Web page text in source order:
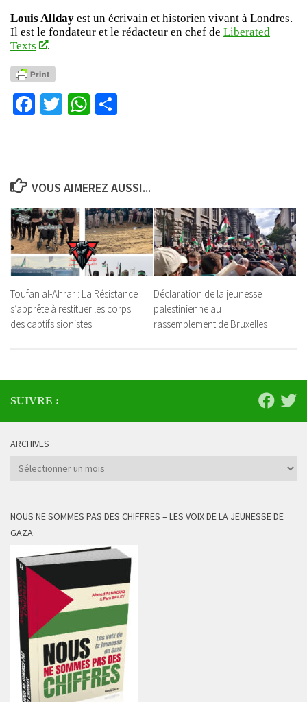
Louis Allday est un écrivain et historien vivant à Londres.
Il est le fondateur et le rédacteur en chef de Liberated
Texts
.
Facebook
TwitterWhatsApp
VOUS AIMEREZ AUSSI...
Toufan al-Ahrar : La Résistance
s’apprête à restituer les corps
des captifs sionistes
Déclaration de la jeunesse
palestinienne au
rassemblement de Bruxelles
SUIVRE :
ARCHIVES
Archives
NOUS NE SOMMES PAS DES CHIFFRES – LES VOIX DE LA JEUNESSE DE
GAZA